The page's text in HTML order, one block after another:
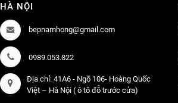
HÀ NỘI
bepnamhong@gmail.com
0989.053.822
Địa chỉ: 41A6 - Ngõ 106- Hoàng Quốc
Việt – Hà Nội ( ô tô đỗ trước cửa)